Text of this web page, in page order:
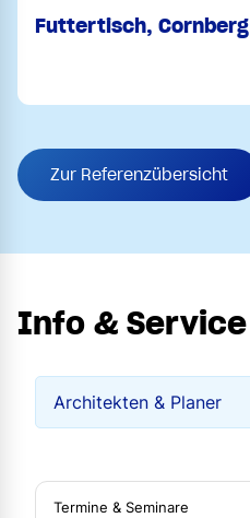
Futtertisch, Cornberg
Zur Referenzübersicht
Info & Service
Termine & Seminare